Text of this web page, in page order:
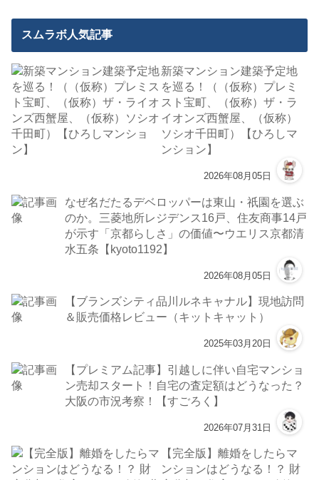
スムラボ人気記事
新築マンション建築予定地
を巡る！（（仮称）プレミ
スト宝町、（仮称）ザ・ラ
イオンズ西蟹屋、（仮称）
ソシオ千田町）【ひろしマ
ンション】
2026年08月05日
なぜ名だたるデベロッパーは東山・祇園を選ぶ
のか。三菱地所レジデンス16戸、住友商事14戸
が示す「京都らしさ」の価値〜ウエリス京都清
水五条【kyoto1192】
2026年08月05日
【ブランズシティ品川ルネキャナル】現地訪問
＆販売価格レビュー（キットキャット）
2025年03月20日
【プレミアム記事】引越しに伴い自宅マンショ
ン売却スタート！自宅の査定額はどうなった？
大阪の市況考察！【すごろく】
2026年07月31日
【完全版】離婚をしたらマ
ンションはどうなる！？ 財